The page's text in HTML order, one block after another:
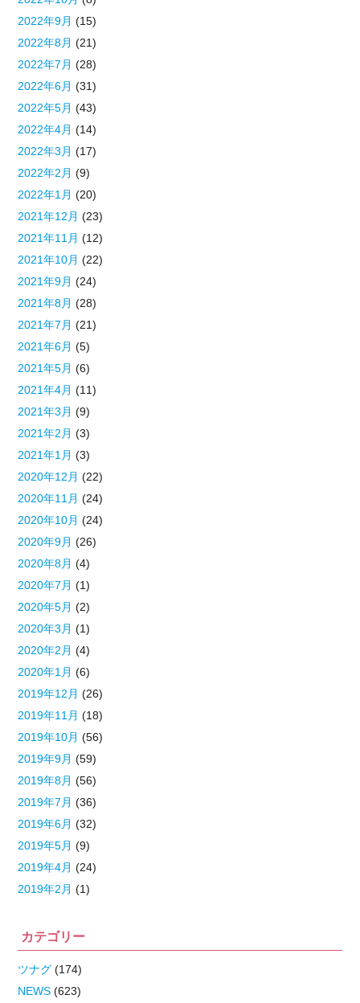
2022年9月 (15)
2022年8月 (21)
2022年7月 (28)
2022年6月 (31)
2022年5月 (43)
2022年4月 (14)
2022年3月 (17)
2022年2月 (9)
2022年1月 (20)
2021年12月 (23)
2021年11月 (12)
2021年10月 (22)
2021年9月 (24)
2021年8月 (28)
2021年7月 (21)
2021年6月 (5)
2021年5月 (6)
2021年4月 (11)
2021年3月 (9)
2021年2月 (3)
2021年1月 (3)
2020年12月 (22)
2020年11月 (24)
2020年10月 (24)
2020年9月 (26)
2020年8月 (4)
2020年7月 (1)
2020年5月 (2)
2020年3月 (1)
2020年2月 (4)
2020年1月 (6)
2019年12月 (26)
2019年11月 (18)
2019年10月 (56)
2019年9月 (59)
2019年8月 (56)
2019年7月 (36)
2019年6月 (32)
2019年5月 (9)
2019年4月 (24)
2019年2月 (1)
カテゴリー
ツナグ (174)
NEWS (623)